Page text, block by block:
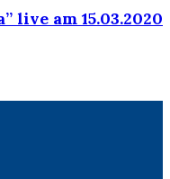
live am 15.03.2020